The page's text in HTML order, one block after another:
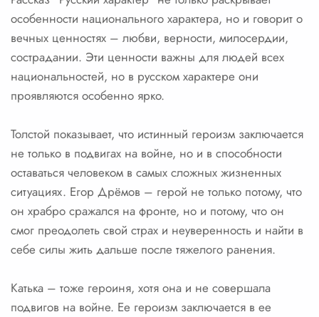
особенности национального характера, но и говорит о
вечных ценностях – любви, верности, милосердии,
сострадании. Эти ценности важны для людей всех
национальностей, но в русском характере они
проявляются особенно ярко.
Толстой показывает, что истинный героизм заключается
не только в подвигах на войне, но и в способности
оставаться человеком в самых сложных жизненных
ситуациях. Егор Дрёмов – герой не только потому, что
он храбро сражался на фронте, но и потому, что он
смог преодолеть свой страх и неуверенность и найти в
себе силы жить дальше после тяжелого ранения.
Катька – тоже героиня, хотя она и не совершала
подвигов на войне. Ее героизм заключается в ее